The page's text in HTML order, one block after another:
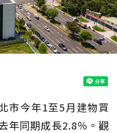
市今年1至5月建物買
年同期成長2.8％。觀